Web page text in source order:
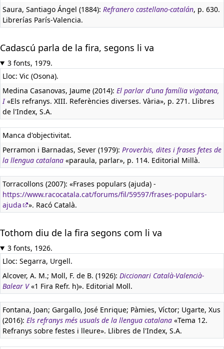
Saura, Santiago Ángel (1884): Refranero castellano-catalán, p. 630.
Librerías París-Valencia.
Cadascú parla de la fira, segons li va
3 fonts, 1979.
Lloc: Vic (Osona).
Medina Casanovas, Jaume (2014): El parlar d'una família vigatana,
I«Els refranys. XIII. Referències diverses. Vària», p. 271. Llibres
de l'Index, S.A.
Manca d'objectivitat.
Perramon i Barnadas, Sever (1979): Proverbis, dites i frases fetes de
la llengua catalana «paraula, parlar», p. 114. Editorial Millà.
Torracollons (2007): «Frases populars (ajuda) -
https://www.racocatala.cat/forums/fil/59597/frases-populars-
ajuda
». Racó Català.
Tothom diu de la fira segons com li va
3 fonts, 1926.
Lloc: Segarra, Urgell.
Alcover, A. M.; Moll, F. de B. (1926): Diccionari Català-Valencià-
Balear V«1 Fira Refr. h)». Editorial Moll.
Fontana, Joan; Gargallo, José Enrique; Pàmies, Víctor; Ugarte, Xus
(2016): Els refranys més usuals de la llengua catalana «Tema 12.
Refranys sobre festes i lleure». Llibres de l'Index, S.A.